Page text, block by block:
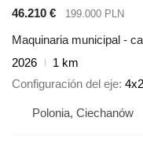
46.210 €
199.000 PLN
Maquinaria municipal -
2026
1 km
Configuración del eje 4x2
Polonia, Ciechanów